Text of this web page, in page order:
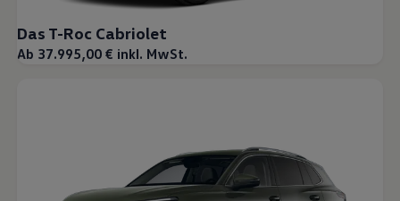
Das T-Roc Cabriolet
Ab 37.995,00 € inkl. MwSt.